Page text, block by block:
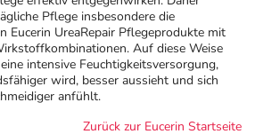
Deals
Pflege insbesondere die
Eucerin UreaRepair Pflegeprodukte mit
Auf diese Weise
intensive Feuchtigkeitsversorgung,
wird, besser aussieht und sich
anfühlt.
Zurück zur Eucerin Startseite